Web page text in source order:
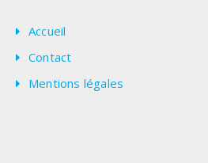
Accueil
Contact
Mentions légales